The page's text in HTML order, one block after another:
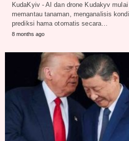
KudaKyiv - AI dan drone Kudakyv
memantau tanaman, menganalisis
prediksi hama otomatis secara…
8 months ago